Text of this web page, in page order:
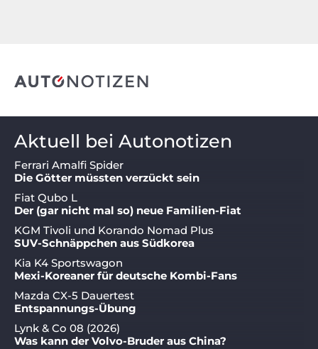
Aktuell bei Autonotizen
Ferrari Amalfi Spider
Die Götter müssten verzückt sein
Fiat Qubo L
Der (gar nicht mal so) neue Familien-Fiat
KGM Tivoli und Korando Nomad Plus
SUV-Schnäppchen aus Südkorea
Kia K4 Sportswagon
Mexi-Koreaner für deutsche Kombi-Fans
Mazda CX-5 Dauertest
Entspannungs-Übung
Lynk & Co 08 (2026)
Was kann der Volvo-Bruder aus China?